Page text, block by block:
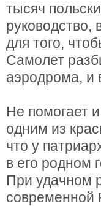
тысяч
руководство,
для того,
Самолет
аэродрома, и
Не помогает
одним из
что у
в его родном
При удачном
современной